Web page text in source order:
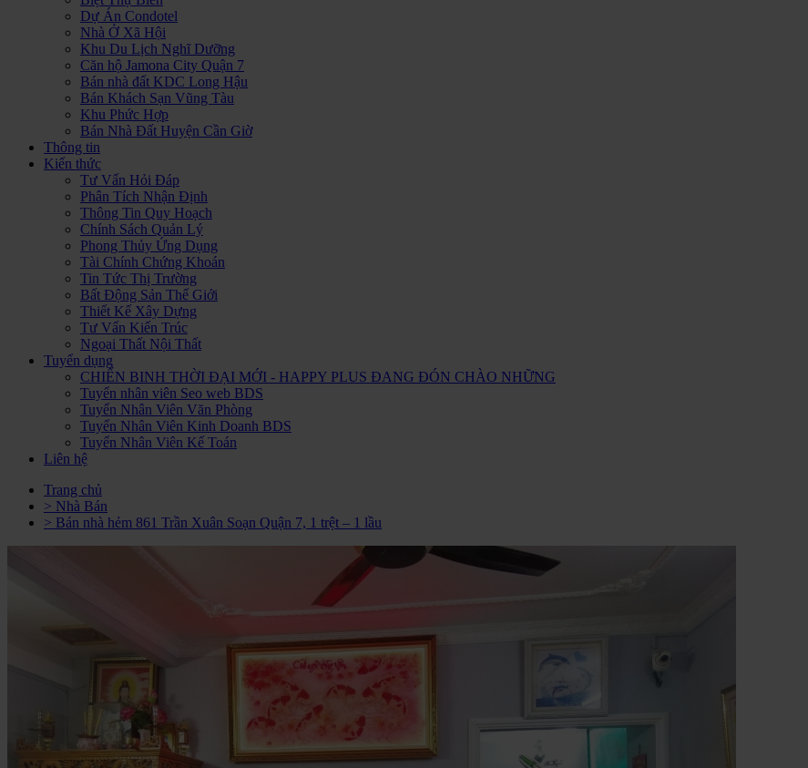
Dự Án Condotel
Nhà Ở Xã Hội
Khu Du Lịch Nghĩ Dưỡng
Căn hộ Jamona City Quận 7
Bán nhà đất KDC Long Hậu
Bán Khách Sạn Vũng Tàu
Khu Phức Hợp
Bán Nhà Đất Huyện Cần Giờ
Thông tin
Kiến thức
Tư Vấn Hỏi Đáp
Phân Tích Nhận Định
Thông Tin Quy Hoạch
Chính Sách Quản Lý
Phong Thủy Ứng Dụng
Tài Chính Chứng Khoán
Tin Tức Thị Trường
Bất Động Sản Thế Giới
Thiết Kế Xây Dựng
Tư Vấn Kiến Trúc
Ngoại Thất Nội Thất
Tuyển dụng
CHIẾN BINH THỜI ĐẠI MỚI - HAPPY PLUS ĐANG ĐÓN CHÀO NHỮNG
Tuyển nhân viên Seo web BDS
Tuyển Nhân Viên Văn Phòng
Tuyển Nhân Viên Kinh Doanh BDS
Tuyển Nhân Viên Kế Toán
Liên hệ
Trang chủ
> Nhà Bán
> Bán nhà hẻm 861 Trần Xuân Soạn Quận 7, 1 trệt – 1 lầu